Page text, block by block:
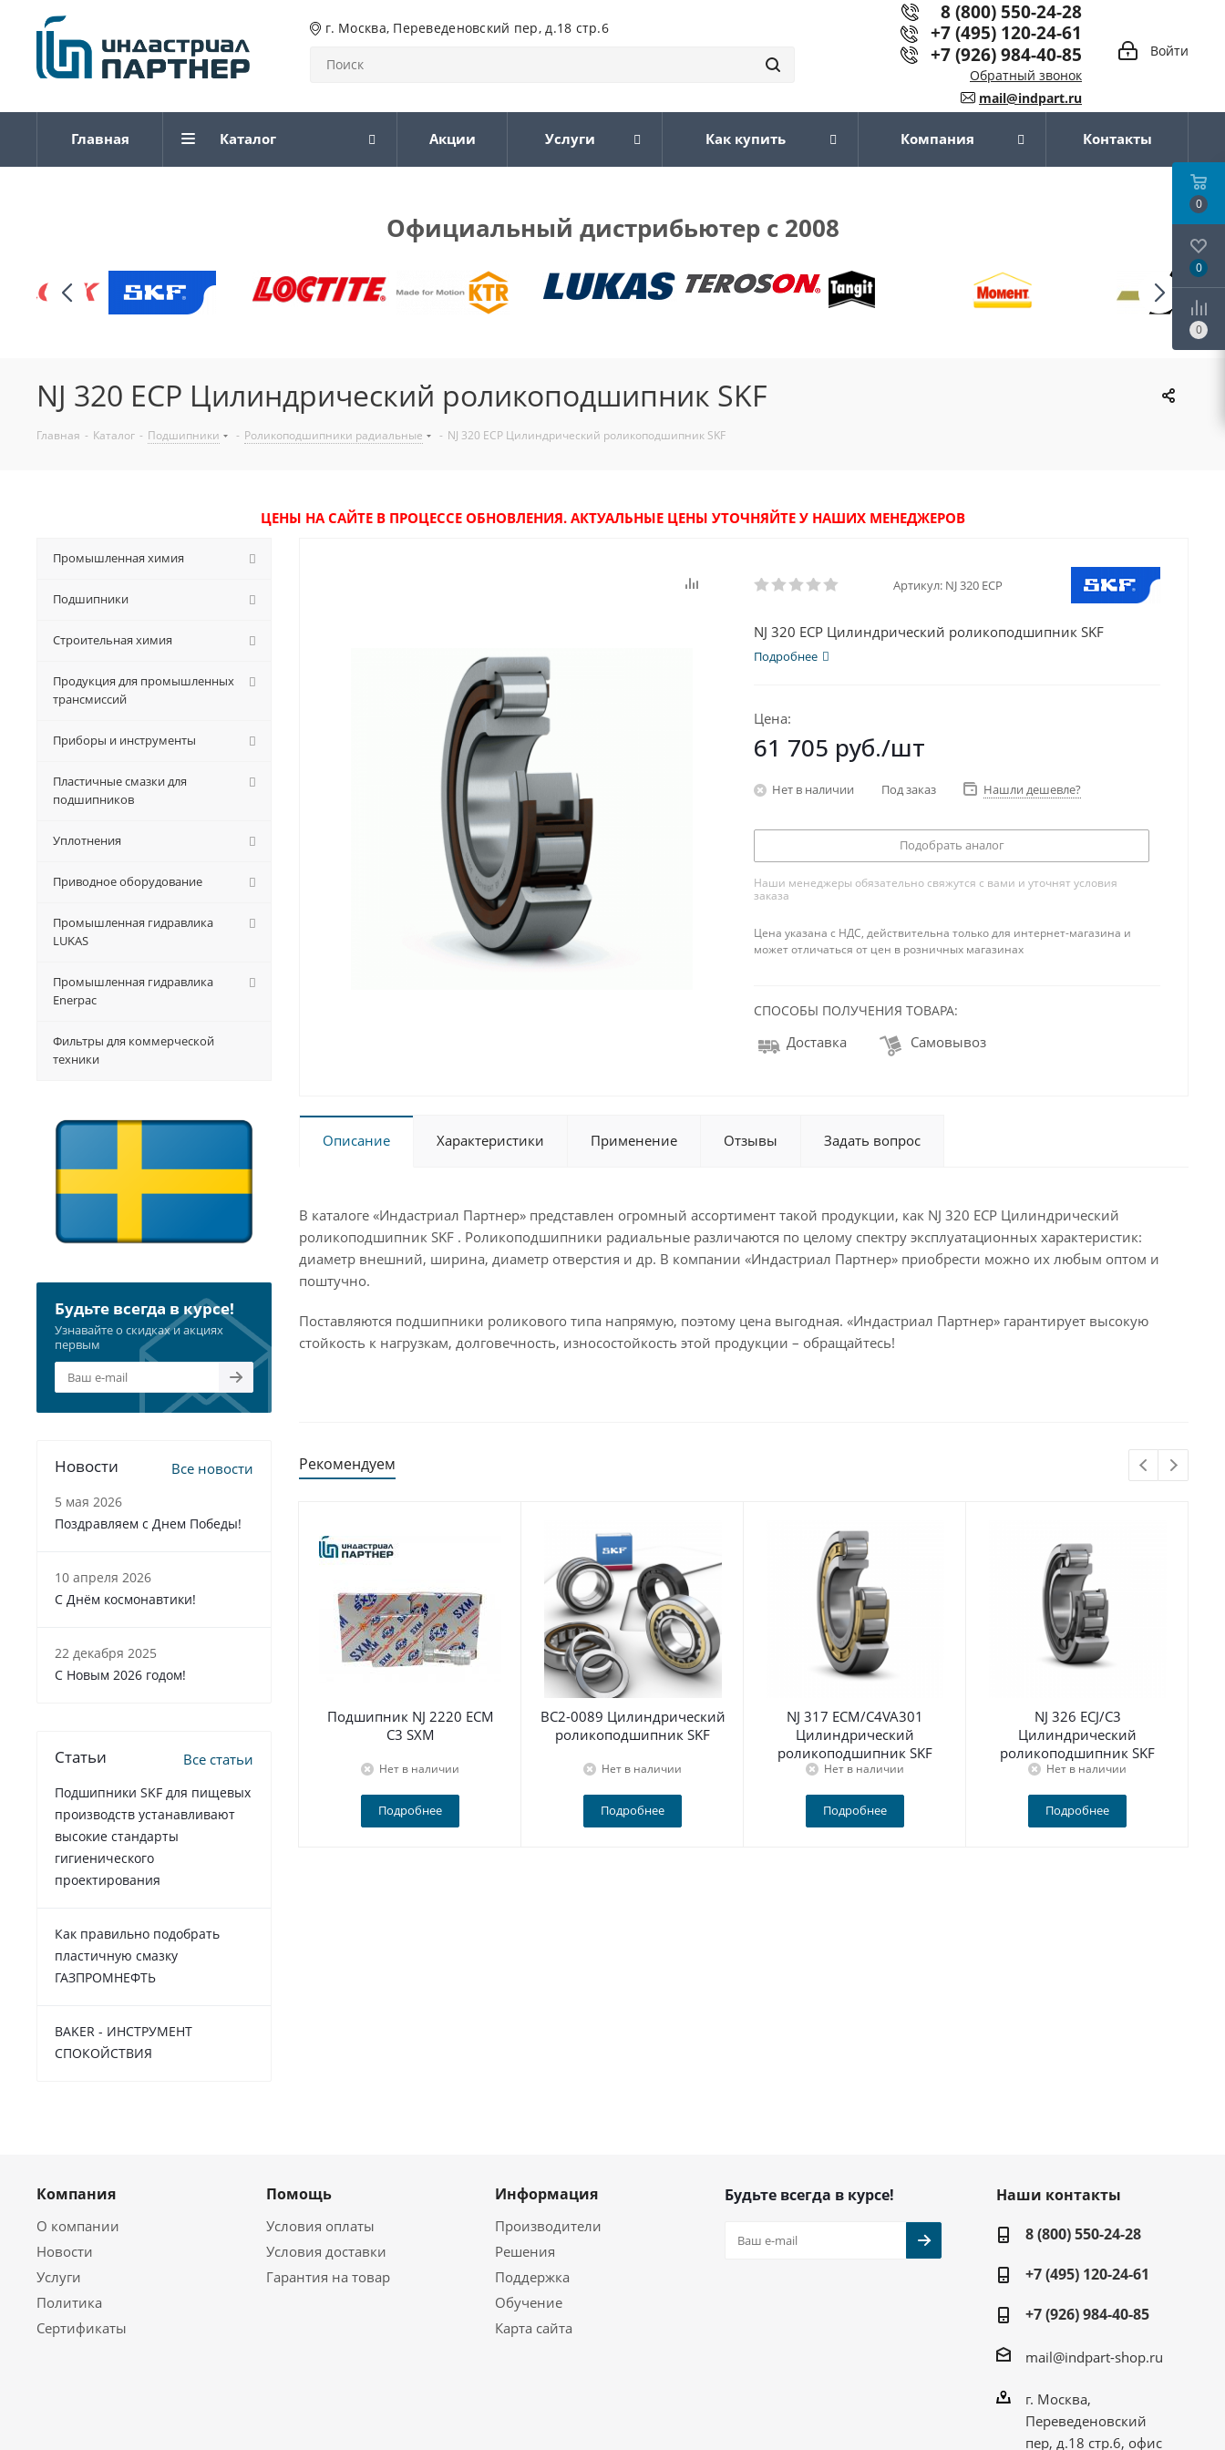
г. Москва, Переведеновский пер, д.18 стр.6
Войти
8 (800) 550-24-28
+7 (495) 120-24-61
+7 (926) 984-40-85
Обратный звонок
mail@indpart.ru
Главная Каталог Акции Услуги Как купить Компания Контакты
Официальный дистрибьютер с 2008
NJ 320 ECP Цилиндрический роликоподшипник SKF
Главная - Каталог - Подшипники - Роликоподшипники радиальные - NJ 320 ECP Цилиндрический роликоподшипник SKF
ЦЕНЫ НА САЙТЕ В ПРОЦЕССЕ ОБНОВЛЕНИЯ. АКТУАЛЬНЫЕ ЦЕНЫ УТОЧНЯЙТЕ У НАШИХ МЕНЕДЖЕРОВ
Артикул: NJ 320 ECP
NJ 320 ECP Цилиндрический роликоподшипник SKF
Подробнее
Цена:
61 705 руб./шт
Нет в наличии Под заказ Нашли дешевле?
Подобрать аналог
Наши менеджеры обязательно свяжутся с вами и уточнят условия
заказа
Цена указана с НДС, действительна только для интернет-магазина и
может отличаться от цен в розничных магазинах
СПОСОБЫ ПОЛУЧЕНИЯ ТОВАРА:
Доставка Самовывоз
Описание Характеристики Применение Отзывы Задать вопрос
В каталоге «Индастриал Партнер» представлен огромный ассортимент такой продукции, как NJ 320 ECP Цилиндрический
роликоподшипник SKF . Роликоподшипники радиальные различаются по целому спектру эксплуатационных характеристик:
диаметр внешний, ширина, диаметр отверстия и др. В компании «Индастриал Партнер» приобрести можно их любым оптом и
поштучно.
Поставляются подшипники роликового типа напрямую, поэтому цена выгодная. «Индастриал Партнер» гарантирует высокую
стойкость к нагрузкам, долговечность, износостойкость этой продукции – обращайтесь!
Рекомендуем
Подшипник NJ 2220 ECM
C3 SXM
Нет в наличии
Подробнее
BC2-0089 Цилиндрический
роликоподшипник SKF
Нет в наличии
Подробнее
NJ 317 ECM/C4VA301
Цилиндрический
роликоподшипник SKF
Нет в наличии
Подробнее
NJ 326 ECJ/C3
Цилиндрический
роликоподшипник SKF
Нет в наличии
Подробнее
Промышленная химия
Подшипники
Строительная химия
Продукция для промышленных
трансмиссий
Приборы и инструменты
Пластичные смазки для
подшипников
Уплотнения
Приводное оборудование
Промышленная гидравлика
LUKAS
Промышленная гидравлика
Enerpac
Фильтры для коммерческой
техники
Будьте всегда в курсе!
Узнавайте о скидках и акциях
первым
Новости Все новости
5 мая 2026
Поздравляем с Днем Победы!
10 апреля 2026
С Днём космонавтики!
22 декабря 2025
C Новым 2026 годом!
Статьи Все статьи
Подшипники SKF для пищевых
производств устанавливают
высокие стандарты
гигиенического
проектирования
Как правильно подобрать
пластичную смазку
ГАЗПРОМНЕФТЬ
BAKER - ИНСТРУМЕНТ
СПОКОЙСТВИЯ
Компания
О компании
Новости
Услуги
Политика
Сертификаты
Помощь
Условия оплаты
Условия доставки
Гарантия на товар
Информация
Производители
Решения
Поддержка
Обучение
Карта сайта
Будьте всегда в курсе!
Наши контакты
8 (800) 550-24-28
+7 (495) 120-24-61
+7 (926) 984-40-85
mail@indpart-shop.ru
г. Москва,
Переведеновский
пер, д.18 стр.6, офис
0
0
0